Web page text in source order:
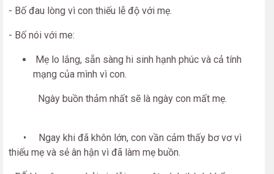
- Bố đau lòng vì con thiếu lễ độ với mẹ.
- Bố nói với me:
Mẹ lo lắng, sẵn sàng hi sinh hạnh phúc và cả tính
mạng của mình vì con.
Ngày buồn thảm nhất sẽ là ngày con mất mẹ.
• Ngay khi đã khôn lớn, con vần cảm thấy bơ vơ vì
thiếu mẹ và sẻ ân hận vì đã làm mẹ buồn.